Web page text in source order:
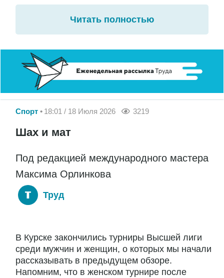
Читать полностью
Спорт 18:01 / 18 Июля 2026 3219
Шах и мат
Под редакцией международного мастера
Максима Орлинкова
Труд
В Курске закончились турниры Высшей лиги
среди мужчин и женщин, о которых мы начали
рассказывать в предыдущем обзоре.
Напомним, что в женском турнире после